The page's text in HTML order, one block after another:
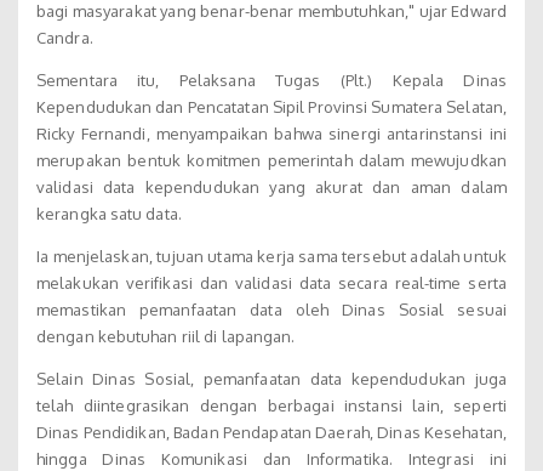
bagi masyarakat yang benar-benar membutuhkan," ujar Edward
Candra.
Sementara itu, Pelaksana Tugas (Plt.) Kepala Dinas
Kependudukan dan Pencatatan Sipil Provinsi Sumatera Selatan,
Ricky Fernandi, menyampaikan bahwa sinergi antarinstansi ini
merupakan bentuk komitmen pemerintah dalam mewujudkan
validasi data kependudukan yang akurat dan aman dalam
kerangka satu data.
Ia menjelaskan, tujuan utama kerja sama tersebut adalah untuk
melakukan verifikasi dan validasi data secara real-time serta
memastikan pemanfaatan data oleh Dinas Sosial sesuai
dengan kebutuhan riil di lapangan.
Selain Dinas Sosial, pemanfaatan data kependudukan juga
telah diintegrasikan dengan berbagai instansi lain, seperti
Dinas Pendidikan, Badan Pendapatan Daerah, Dinas Kesehatan,
hingga Dinas Komunikasi dan Informatika. Integrasi ini